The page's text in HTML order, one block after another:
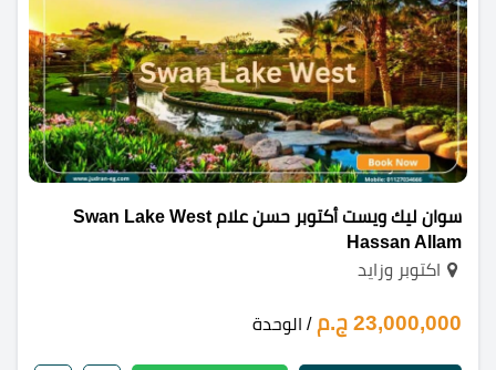
سوان ليك ويست أكتوبر حسن علام Swan Lake West
Hassan Allam
اكتوبر وزايد
23,000,000 ج.م / الوحدة